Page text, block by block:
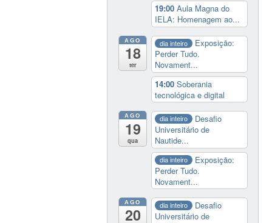
19:00Aula Magna do
IELA: Homenagem ao...
AGO
18
ter
dia inteiro
Exposição:
Perder Tudo.
Novament...
14:00Soberania
tecnológica e digital
AGO
19
qua
dia inteiro
Desafio
Universitário de
Nautide...
dia inteiro
Exposição:
Perder Tudo.
Novament...
AGO
20
dia inteiro
Desafio
Universitário de